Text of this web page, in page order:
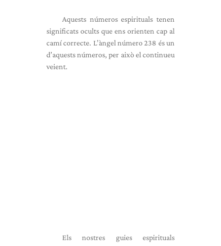
Aquests números espirituals tenen
significats ocults que ens orienten cap al
camí correcte. L’àngel número 238 és un
d’aquests números, per això el continueu
veient.
Els nostres guies espirituals